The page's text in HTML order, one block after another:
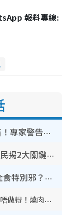
報料專線:
行李清潔｜車轆污糟過馬桶58倍！專家警告忌用酒精抹 教1招免污手除菌
裝修拆鐵閘隨時變賊人目標？網民揭2大關鍵用途：裝新式等於白裝？附新舊鐵閘分別
鬼門開2026｜農曆七月撞正日全食特別邪？專家警告切忌做一事！揭4大禁忌+2招保平安
鬼門開2026｜8.13鬼節禁忌 22件事唔做得！燒肉、刺身要少食？半夜勿吹口哨/打呢個電話